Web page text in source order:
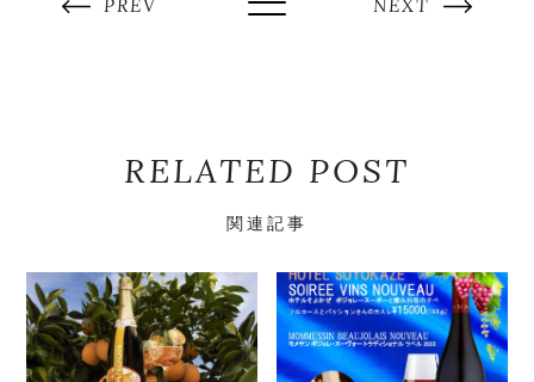
PREV NEXT
RELATED POST
関連記事